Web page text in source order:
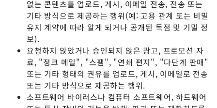
없는 콘텐츠를 업로드, 게시, 이메일 전송, 전송 또는
기타 방식으로 제공하는 행위(예: 고용 관계 또는 비밀
유지 계약에 따라 알게 되거나 공개된 독점 및 기밀 정
보).
요청하지 않았거나 승인되지 않은 광고, 프로모션 자
료, "정크 메일", "스팸", "연쇄 편지", "다단계 판매"
또는 기타 형태의 권유를 업로드, 게시, 이메일로 전송
또는 기타 방식으로 제공하는 행위.
소프트웨어 바이러스나 컴퓨터 소프트웨어, 하드웨어